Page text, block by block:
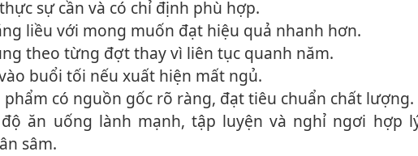
thực sự cần và có chỉ định phù hợp.
liều với mong muốn đạt hiệu quả nhanh hơn.
theo từng đợt thay vì liên tục quanh năm.
buổi tối nếu xuất hiện mất ngủ.
phẩm có nguồn gốc rõ ràng, đạt tiêu chuẩn chất lượng.
ăn uống lành mạnh, tập luyện và nghỉ ngơi hợp
sâm.